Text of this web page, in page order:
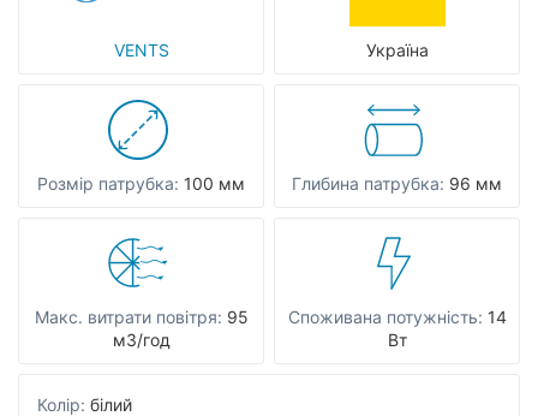
VENTS Україна
Розмір патрубка: 100 мм Глибина патрубка: 96 мм
Макс. витрати повітря: 95
мЗ/год
Споживана потужність: 14
Вт
Колір: білий